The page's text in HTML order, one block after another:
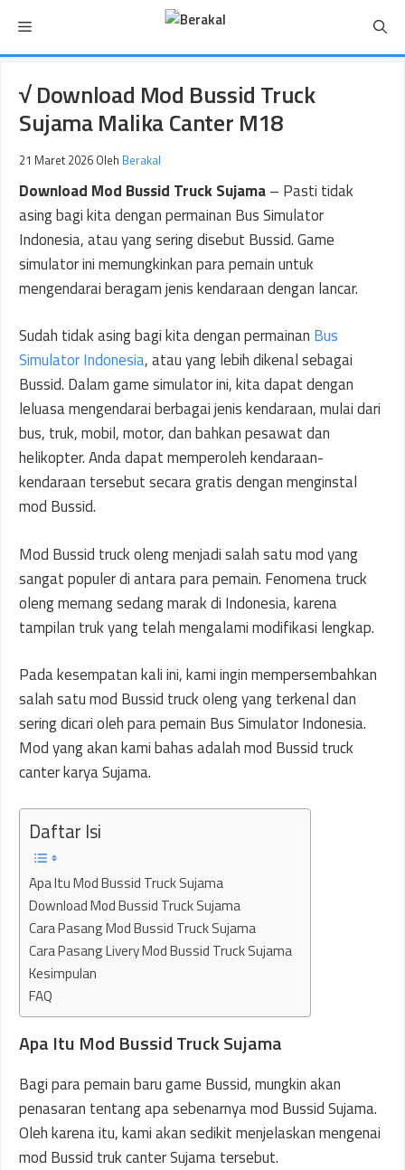
isi
Menu
√ Download Mod Bussid Truck
Sujama Malika Canter M18
21 Maret 2026 Oleh Berakal
Download Mod Bussid Truck Sujama– Pasti tidak
asing bagi kita dengan permainan Bus Simulator
Indonesia, atau yang sering disebut Bussid. Game
simulator ini memungkinkan para pemain untuk
mengendarai beragam jenis kendaraan dengan lancar.
Sudah tidak asing bagi kita dengan permainan Bus
Simulator Indonesia, atau yang lebih dikenal sebagai
Bussid. Dalam game simulator ini, kita dapat dengan
leluasa mengendarai berbagai jenis kendaraan, mulai dari
bus, truk, mobil, motor, dan bahkan pesawat dan
helikopter. Anda dapat memperoleh kendaraan-
kendaraan tersebut secara gratis dengan menginstal
mod Bussid.
Mod Bussid truck oleng menjadi salah satu mod yang
sangat populer di antara para pemain. Fenomena truck
oleng memang sedang marak di Indonesia, karena
tampilan truk yang telah mengalami modifikasi lengkap.
Pada kesempatan kali ini, kami ingin mempersembahkan
salah satu mod Bussid truck oleng yang terkenal dan
sering dicari oleh para pemain Bus Simulator Indonesia.
Mod yang akan kami bahas adalah mod Bussid truck
canter karya Sujama.
Daftar Isi
Apa Itu Mod Bussid Truck Sujama
Download Mod Bussid Truck Sujama
Cara Pasang Mod Bussid Truck Sujama
Cara Pasang Livery Mod Bussid Truck Sujama
Kesimpulan
FAQ
Apa Itu Mod Bussid Truck Sujama
Bagi para pemain baru game Bussid, mungkin akan
penasaran tentang apa sebenarnya mod Bussid Sujama.
Oleh karena itu, kami akan sedikit menjelaskan mengenai
mod Bussid truk canter Sujama tersebut.